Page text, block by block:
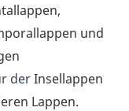
und
derInsellappen
Lappen.